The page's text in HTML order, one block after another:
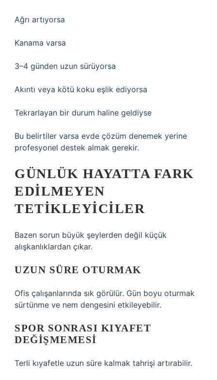
Ağrı artıyorsa
Kanama varsa
3–4 günden uzun sürüyorsa
Akıntı veya kötü koku eşlik ediyorsa
Tekrarlayan bir durum haline geldiyse
Bu belirtiler varsa evde çözüm denemek yerine
profesyonel destek almak gerekir.
GÜNLÜK HAYATTA FARK
EDILMEYEN
TETIKLEYICILER
Bazen sorun büyük şeylerden değil küçük
alışkanlıklardan çıkar.
UZUN SÜRE OTURMAK
Ofis çalışanlarında sık görülür. Gün boyu oturmak
sürtünme ve nem dengesini etkileyebilir.
SPOR SONRASI KIYAFET
DEĞIŞMEMESI
Terli kıyafetle uzun süre kalmak tahrişi artırabilir.